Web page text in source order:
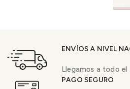
ENVÍOS A NIVEL
Llegamos a todo el
PAGO SEGURO